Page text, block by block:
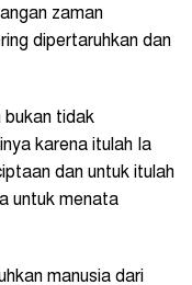
zaman
dipertaruhkan dan
bukan tidak
karena itulah Ia
dan untuk itulah
untuk menata
manusia dari